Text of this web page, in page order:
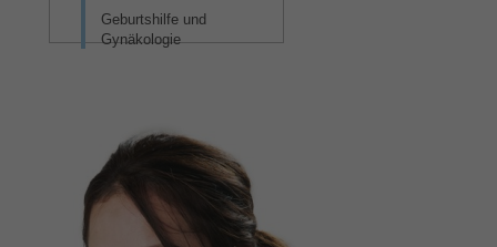
Geburtshilfe und
Gynäkologie